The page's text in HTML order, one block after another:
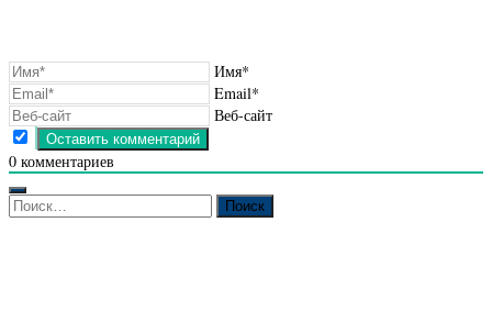
Имя*
Email*
Веб-сайт
0 комментариев
Найти: